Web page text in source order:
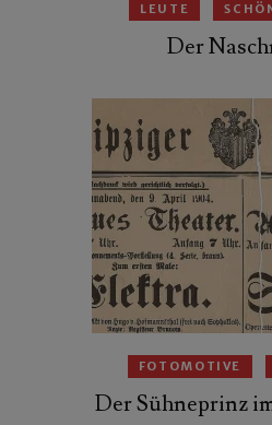
LEUTE
Der
FOTOMOTIVE
Der Sühneprinz